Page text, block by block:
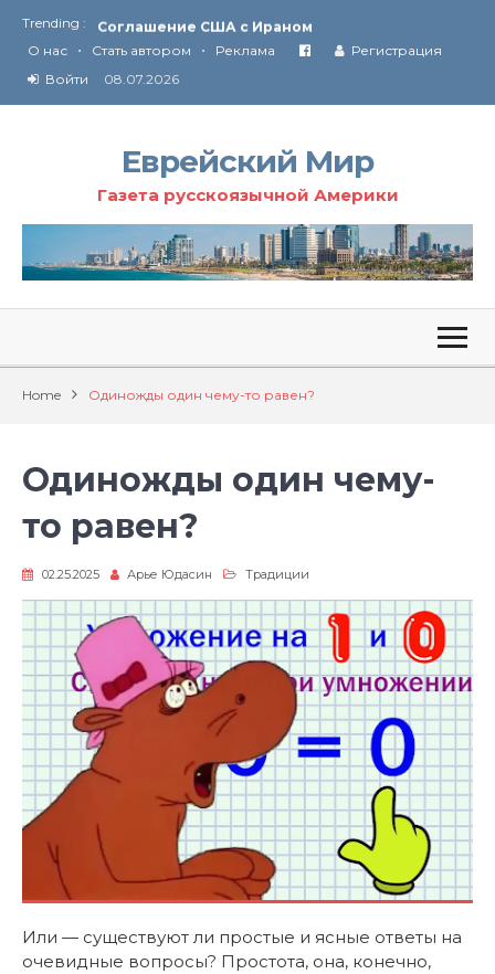
Trending :
Соглашение США с Ираном
Технология Революции в Иране
О нас • Стать автором • Реклама
Регистрация
Войти
08.07.2026
Еврейский Мир
Газета русскоязычной Америки
Home Одиножды один чему-то равен?
Одиножды один чему-
то равен?
02.25.2025 Арье Юдасин Традиции
Или — существуют ли простые и ясные ответы на
очевидные вопросы? Простота, она, конечно,